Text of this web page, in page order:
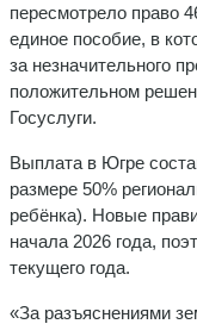
пересмотрело право
единое пособие, в
за незначительного
положительном
Госуслуги.
Выплата в Югре
размере 50%
ребёнка). Новые
начала 2026 года,
текущего года.
«За разъяснениями